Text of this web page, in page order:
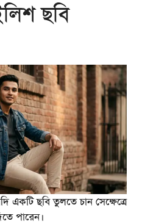
ছবি
একটি ছবি তুলতে চান সেক্ষেত্রে
পারেন।